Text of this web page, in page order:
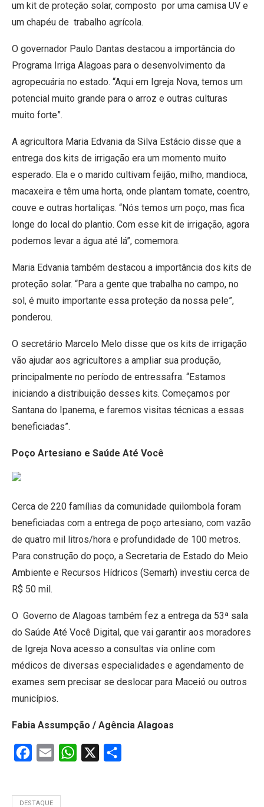
um kit de proteção solar, composto por uma camisa UV e
um chapéu de trabalho agrícola.
O governador Paulo Dantas destacou a importância do
Programa Irriga Alagoas para o desenvolvimento da
agropecuária no estado. “Aqui em Igreja Nova, temos um
potencial muito grande para o arroz e outras culturas
muito forte”.
A agricultora Maria Edvania da Silva Estácio disse que a
entrega dos kits de irrigação era um momento muito
esperado. Ela e o marido cultivam feijão, milho, mandioca,
macaxeira e têm uma horta, onde plantam tomate, coentro,
couve e outras hortaliças. “Nós temos um poço, mas fica
longe do local do plantio. Com esse kit de irrigação, agora
podemos levar a água até lá”, comemora.
Maria Edvania também destacou a importância dos kits de
proteção solar. “Para a gente que trabalha no campo, no
sol, é muito importante essa proteção da nossa pele”,
ponderou.
O secretário Marcelo Melo disse que os kits de irrigação
vão ajudar aos agricultores a ampliar sua produção,
principalmente no período de entressafra. “Estamos
iniciando a distribuição desses kits. Começamos por
Santana do Ipanema, e faremos visitas técnicas a essas
beneficiadas”.
Poço Artesiano e Saúde Até Você
Cerca de 220 famílias da comunidade quilombola foram
beneficiadas com a entrega de poço artesiano, com vazão
de quatro mil litros/hora e profundidade de 100 metros.
Para construção do poço, a Secretaria de Estado do Meio
Ambiente e Recursos Hídricos (Semarh) investiu cerca de
R$ 50 mil.
O Governo de Alagoas também fez a entrega da 53ª sala
do Saúde Até Você Digital, que vai garantir aos moradores
de Igreja Nova acesso a consultas via online com
médicos de diversas especialidades e agendamento de
exames sem precisar se deslocar para Maceió ou outros
municípios.
Fabia Assumpção / Agência Alagoas
Facebook
Email WhatsApp
DESTAQUE